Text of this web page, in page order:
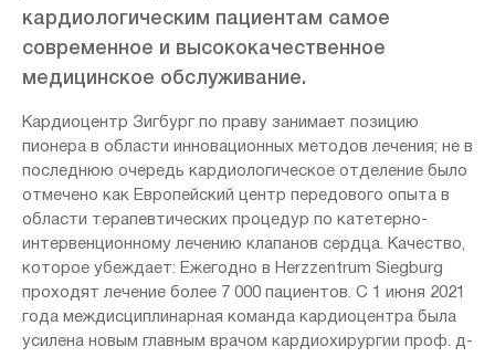
кардиологическим пациентам самое
современное и высококачественное
медицинское обслуживание.
Кардиоцентр Зигбург по праву занимает позицию
пионера в области инновационных методов лечения; не в
последнюю очередь кардиологическое отделение было
отмечено как Европейский центр передового опыта в
области терапевтических процедур по катетерно-
интервенционному лечению клапанов сердца. Качество,
которое убеждает: Ежегодно в Herzzentrum Siegburg
проходят лечение более 7 000 пациентов. С 1 июня 2021
года междисциплинарная команда кардиоцентра была
усилена новым главным врачом кардиохирургии проф. д-